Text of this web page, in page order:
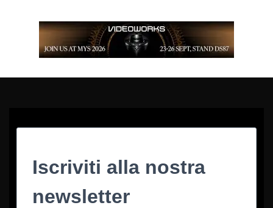
Iscriviti alla nostra
newsletter